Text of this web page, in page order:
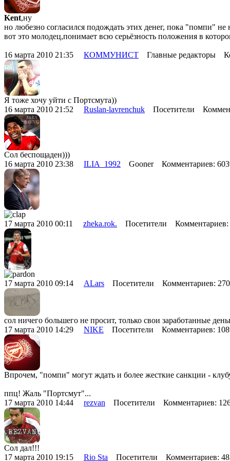
Kent,ну
но любезно согласился подождать этих денег, пока "помпи" не
вот это молодец,понимает всю серьёзность положения в
16 марта 2010 21:35 КОММУНИСТ Главные редакторы
Я тоже хочу уйти с Портсмута))
16 марта 2010 21:52 Ruslan-lavrenchuk Посетители
Сол беспощаден)))
16 марта 2010 23:38 ILIA_1992 Gooner Комментариев:
17 марта 2010 00:11 zheka.rok. Посетители
17 марта 2010 09:14 ALars Посетители Комментариев:
сол ничего большего не просит, только свои заработанные
17 марта 2010 14:29 NIKE Посетители Комментариев:
Впрочем, "помпи" могут ждать и более жесткие санкции -
ппц! Жаль "Портсмут"...
17 марта 2010 14:44 rezvan Посетители Комментариев:
Сол дал!!!
17 марта 2010 19:15 Rio Sta Посетители Комментариев: